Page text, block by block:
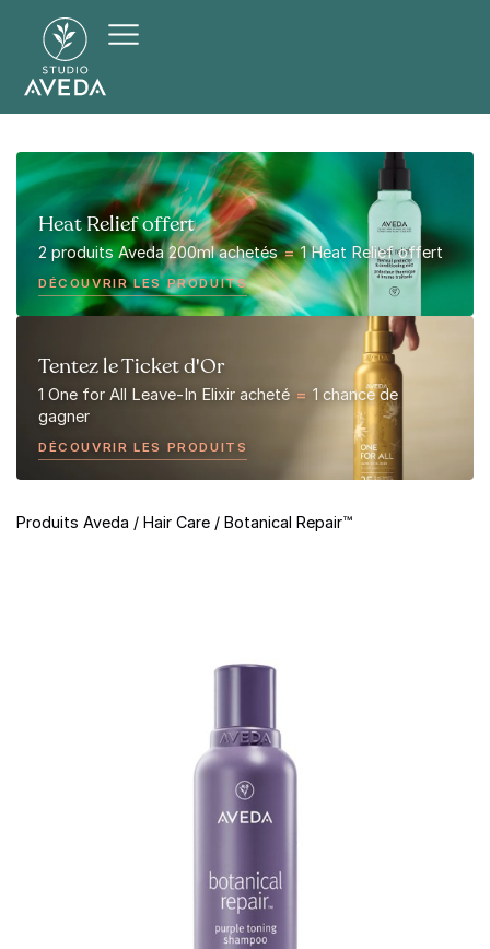
Heat Relief offert
2 produits Aveda 200ml achetés=1 Heat Relief offert
DÉCOUVRIR LES PRODUITS
Tentez le Ticket d'Or
1 One for All Leave-In Elixir acheté = 1 chance de
gagner
DÉCOUVRIR LES PRODUITS
Produits Aveda / Hair Care / Botanical Repair™